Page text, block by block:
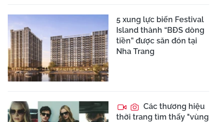
5 xung lực biến Festival
Island thành “BĐS dòng
tiền” được săn đón tại
Nha Trang
Các thương hiệu
thời trang tìm thấy "vùng